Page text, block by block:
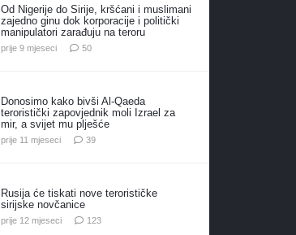
Od Nigerije do Sirije, kršćani i muslimani
zajedno ginu dok korporacije i politički
manipulatori zarađuju na teroru
prije 9 mjeseci 50komentara
Donosimo kako bivši Al-Qaeda
teroristički zapovjednik moli Izrael za
mir, a svijet mu plješće
prije 11 mjeseci 39komentara
Rusija će tiskati nove terorističke
sirijske novčanice
prije 12 mjeseci 123komentara